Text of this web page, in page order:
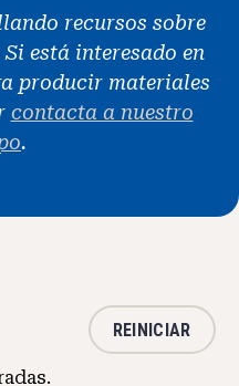
recursos sobre
está interesado en
producir materiales
contacta a nuestro
.
REINICIAR